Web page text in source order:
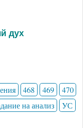
дух
468 469
470
на анализ
УС